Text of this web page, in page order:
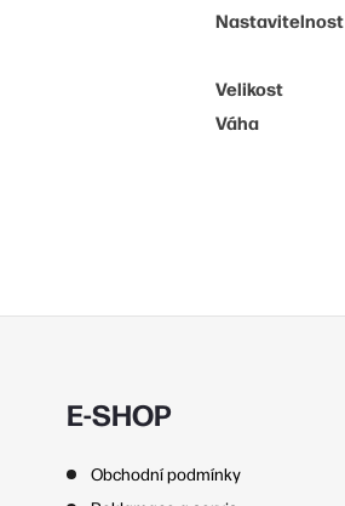
Nastavitelnost
Velikost
Váha
E-SHOP
Obchodní podmínky